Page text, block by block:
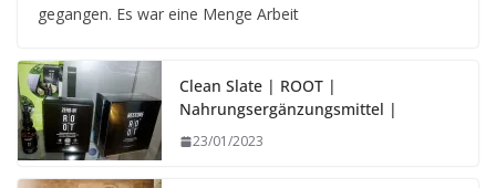
gegangen. Es war eine Menge Arbeit
Clean Slate | ROOT |
Nahrungsergänzungsmittel |
23/01/2023